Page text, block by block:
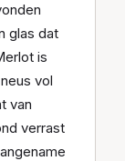
glas dat
is
vol
van
verrast